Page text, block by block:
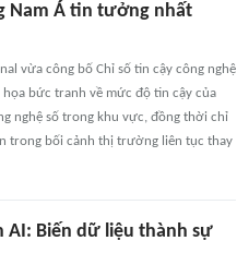
Nam Á tin tưởng nhất
vừa công bố Chỉ số tin cậy công nghệ
bức tranh về mức độ tin cậy của
nghệ số trong khu vực, đồng thời chỉ
trong bối cảnh thị trường liên tục thay
AI: Biến dữ liệu thành sự